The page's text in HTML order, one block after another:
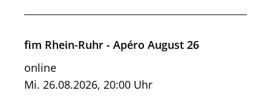
fim Rhein-Ruhr - Apéro August 26
online
Mi. 26.08.2026, 20:00 Uhr